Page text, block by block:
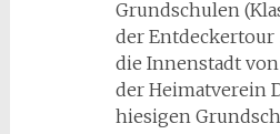
Grundschulen
der Entdeckertour
die Innenstadt
der Heimatverein
hiesigen